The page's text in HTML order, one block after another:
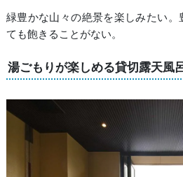
緑豊かな山々の絶景を楽しみたい
ても飽きることがない。
湯ごもりが楽しめる貸切露天風